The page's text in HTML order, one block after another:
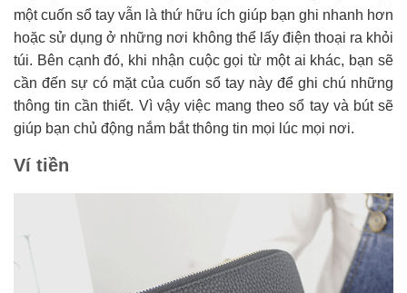
một cuốn sổ tay vẫn là thứ hữu ích giúp bạn ghi nhanh hơn
hoặc sử dụng ở những nơi không thể lấy điện thoại ra khỏi
túi. Bên cạnh đó, khi nhận cuộc gọi từ một ai khác, bạn sẽ
cần đến sự có mặt của cuốn sổ tay này để ghi chú những
thông tin cần thiết. Vì vậy việc mang theo sổ tay và bút sẽ
giúp bạn chủ động nắm bắt thông tin mọi lúc mọi nơi.
Ví tiền